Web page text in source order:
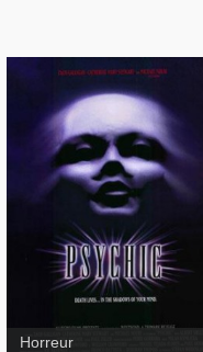
Psychic
Horreur